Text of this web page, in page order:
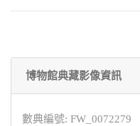
博物館典藏影像資訊
數典編號: FW_0072279